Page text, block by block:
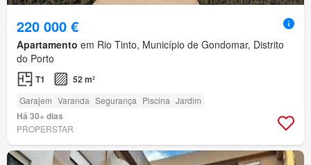
220 000 €
Apartamento em Rio Tinto, Município de Gondomar, Distrito
do Porto
T1 52 m²
Garajem Varanda Segurança Piscina Jardim
Há 30+ dias
PROPERSTAR